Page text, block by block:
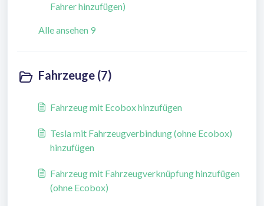
Fahrer hinzufügen)
Alle ansehen 9
Fahrzeuge (7)
Fahrzeug mit Ecobox hinzufügen
Tesla mit Fahrzeugverbindung (ohne Ecobox)
hinzufügen
Fahrzeug mit Fahrzeugverknüpfung hinzufügen
(ohne Ecobox)